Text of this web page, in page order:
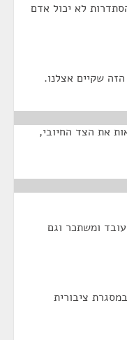
לא יכול אדם
שקיים אצלנו.
רוצה לראות את הצד החיובי,
ומשתכר וגם
ציבורית